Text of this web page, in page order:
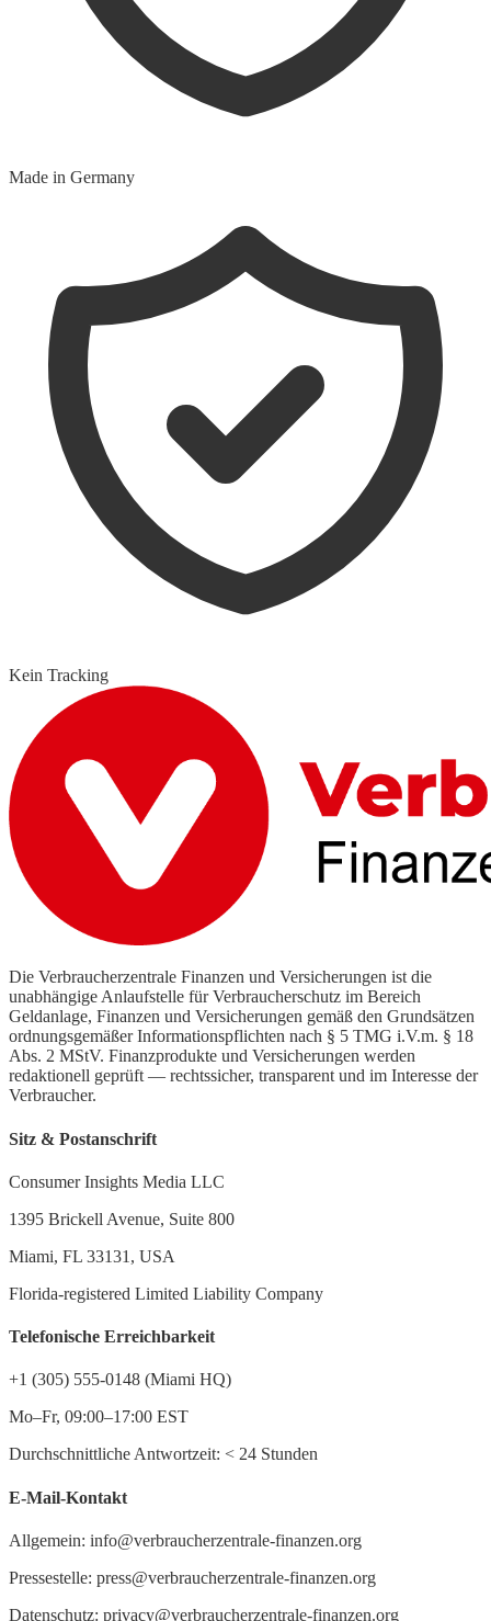
Made in Germany
Kein Tracking
Die Verbraucherzentrale Finanzen und Versicherungen ist die
unabhängige Anlaufstelle für Verbraucherschutz im Bereich
Geldanlage, Finanzen und Versicherungen gemäß den Grundsätzen
ordnungsgemäßer Informationspflichten nach § 5 TMG i.V.m. § 18
Abs. 2 MStV. Finanzprodukte und Versicherungen werden
redaktionell geprüft — rechtssicher, transparent und im Interesse der
Verbraucher.
Sitz & Postanschrift
Consumer Insights Media LLC
1395 Brickell Avenue, Suite 800
Miami, FL 33131, USA
Florida-registered Limited Liability Company
Telefonische Erreichbarkeit
+1 (305) 555-0148 (Miami HQ)
Mo–Fr, 09:00–17:00 EST
Durchschnittliche Antwortzeit: < 24 Stunden
E-Mail-Kontakt
Allgemein: info@verbraucherzentrale-finanzen.org
Pressestelle: press@verbraucherzentrale-finanzen.org
Datenschutz: privacy@verbraucherzentrale-finanzen.org